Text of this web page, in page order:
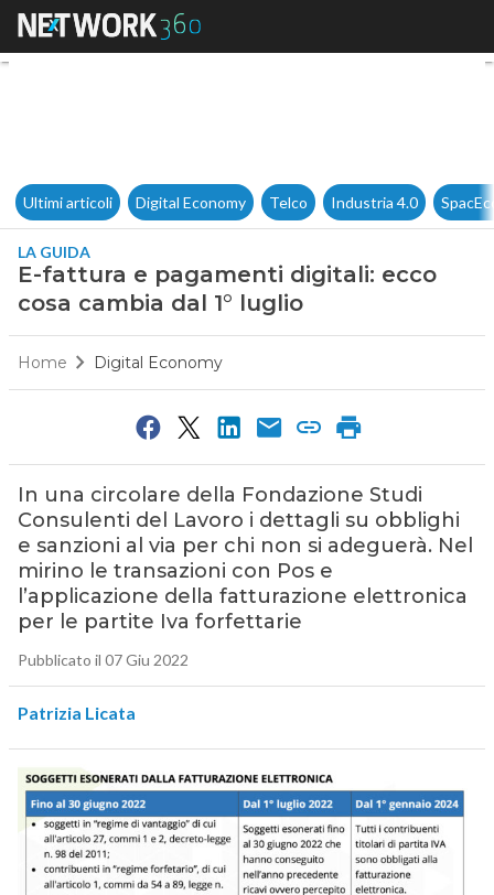
E-fattura e pagamenti
Ultimi articoli Digital Economy Telco Industria 4.0
LA GUIDA
E-fattura e pagamenti digitali: ecco
cosa cambia dal 1° luglio
Home Digital Economy
In una circolare della Fondazione Studi
Consulenti del Lavoro i dettagli su obblighi
e sanzioni al via per chi non si adeguerà. Nel
mirino le transazioni con Pos e
l’applicazione della fatturazione elettronica
per le partite Iva forfettarie
Pubblicato il 07 Giu 2022
Patrizia Licata